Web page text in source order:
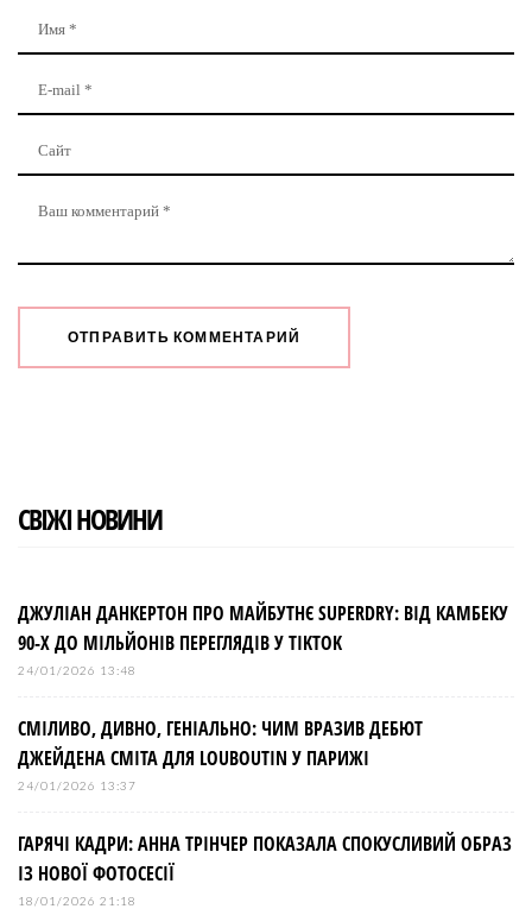
СВІЖІ НОВИНИ
ДЖУЛІАН ДАНКЕРТОН ПРО МАЙБУТНЄ SUPERDRY: ВІД КАМБЕКУ
90-Х ДО МІЛЬЙОНІВ ПЕРЕГЛЯДІВ У TIKTOK
24/01/2026 13:48
СМІЛИВО, ДИВНО, ГЕНІАЛЬНО: ЧИМ ВРАЗИВ ДЕБЮТ
ДЖЕЙДЕНА СМІТА ДЛЯ LOUBOUTIN У ПАРИЖІ
24/01/2026 13:37
ГАРЯЧІ КАДРИ: АННА ТРІНЧЕР ПОКАЗАЛА СПОКУСЛИВИЙ ОБРАЗ
ІЗ НОВОЇ ФОТОСЕСІЇ
18/01/2026 21:18